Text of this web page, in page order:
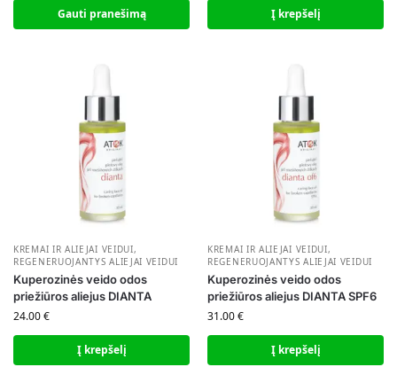
Gauti pranešimą Į krepšelį
KREMAI IR ALIEJAI VEIDUI,
REGENERUOJANTYS ALIEJAI VEIDUI
Kuperozinės veido odos
priežiūros aliejus DIANTA
24.00€
Į krepšelį
KREMAI IR ALIEJAI VEIDUI,
REGENERUOJANTYS ALIEJAI VEIDUI
Kuperozinės veido odos
priežiūros aliejus DIANTA SPF6
31.00€
Į krepšelį